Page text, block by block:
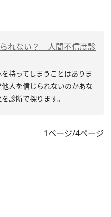
れない？ 人間不信度診
持ってしまうことはありま
人を信じられないのかあな
診断で探ります。
1ページ/4ページ